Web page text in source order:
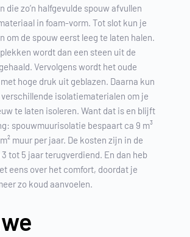
die zo’n halfgevulde spouw afvullen
in foam-vorm. Tot slot kun je
om de spouw eerst leeg te laten halen.
wordt dan een steen uit de
Vervolgens wordt het oude
hoge druk uit geblazen. Daarna kun
isolatiematerialen om je
te laten isoleren. Want dat is en blijft
spouwmuurisolatie bespaart ca 9 m³
muur per jaar. De kosten zijn in de
tot 5 jaar terugverdiend. En dan heb
eens over het comfort, doordat je
zo koud aanvoelen.